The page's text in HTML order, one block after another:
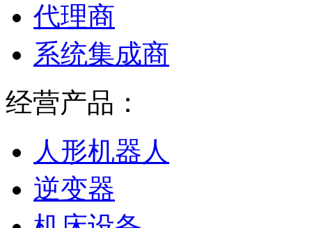
代理商
系统集成商
经营产品：
人形机器人
逆变器